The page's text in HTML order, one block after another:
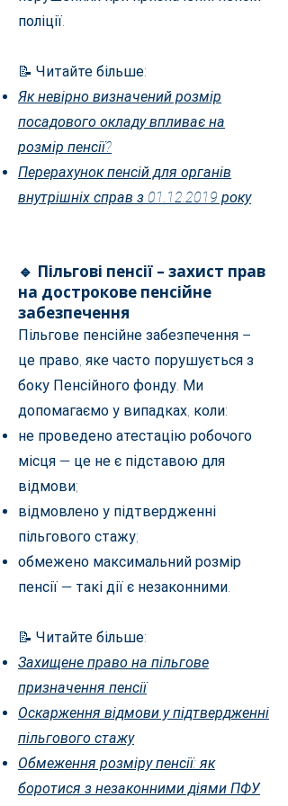
поліції.
📝 Читайте більше:
Як невірно визначений розмір
посадового окладу впливає на
розмір пенсії?
Перерахунок пенсій для органів
внутрішніх справ з 01.12.2019 року
🔹 Пільгові пенсії – захист прав
на дострокове пенсійне
забезпечення
Пільгове пенсійне забезпечення –
це право, яке часто порушується з
боку Пенсійного фонду. Ми
допомагаємо у випадках, коли:
не проведено атестацію робочого
місця — це не є підставою для
відмови;
відмовлено у підтвердженні
пільгового стажу;
обмежено максимальний розмір
пенсії — такі дії є незаконними.
📝 Читайте більше:
Захищене право на пільгове
призначення пенсії
Оскарження відмови у підтвердженні
пільгового стажу
Обмеження розміру пенсії: як
боротися з незаконними діями ПФУ